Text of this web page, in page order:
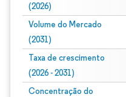
(2026)
Volume do Mercado
(2031)
Taxa de crescimento
(2026 - 2031)
Concentração do